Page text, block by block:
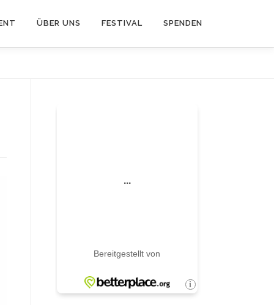
ÜBER UNS FESTIVAL SPENDEN